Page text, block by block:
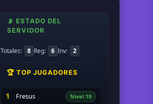
📡 ESTADO DEL
SERVIDOR
Totales: 8 Reg: 6 Inv: 2
🏆 TOP JUGADORES
1 Fresus Nivel 19